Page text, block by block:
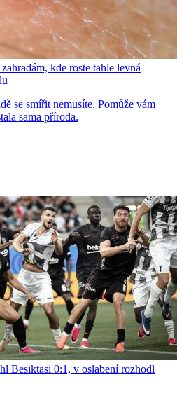
kde roste tahle levná
se smířit nemusíte. Pomůže vám
sama příroda.
Besiktasi 0:1, v oslabení rozhodl